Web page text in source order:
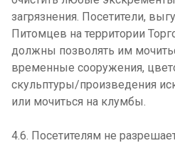
загрязнения. Посетители,
Питомцев на территории
должны позволять им
временные сооружения,
скульптуры/произведения
или мочиться на клумбы.
4.6. Посетителям не